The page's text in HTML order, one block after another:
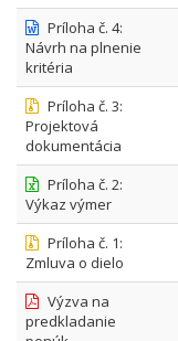
Príloha č. 4:
Návrh na plnenie
kritéria
Príloha č. 3:
Projektová
dokumentácia
Príloha č. 2:
Výkaz výmer
Príloha č. 1:
Zmluva o dielo
Výzva na
predkladanie